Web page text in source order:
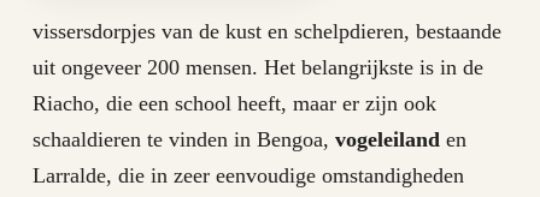
vissersdorpjes van de kust en schelpdieren, bestaande
uit ongeveer 200 mensen. Het belangrijkste is in de
Riacho, die een school heeft, maar er zijn ook
schaaldieren te vinden in Bengoa, vogeleiland en
Larralde, die in zeer eenvoudige omstandigheden